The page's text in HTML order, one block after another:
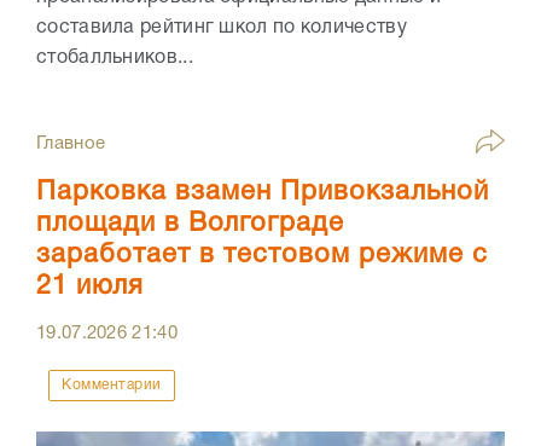
составила рейтинг школ по количеству
стобалльников...
Главное
Парковка взамен Привокзальной
площади в Волгограде
заработает в тестовом режиме с
21 июля
19.07.202621:40
Комментарии